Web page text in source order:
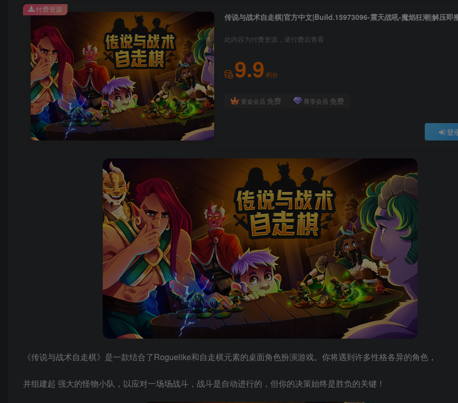
传说与战术自走棋|官方中文|Build.15973096-震天战吼-魔焰狂潮|解压即
此内容为付费资源，请付费后查看
9.9 积分
黄金会员 免费 尊享会员 免费
登
付费资源
《传说与战术自走棋》是一款结合了Roguelike和自走棋元素的桌面角色扮演游戏。你将遇到许多性格各异的角色，
并组建起 强大的怪物小队，以应对一场场战斗，战斗是自动进行的，但你的决策始终是胜负的关键！